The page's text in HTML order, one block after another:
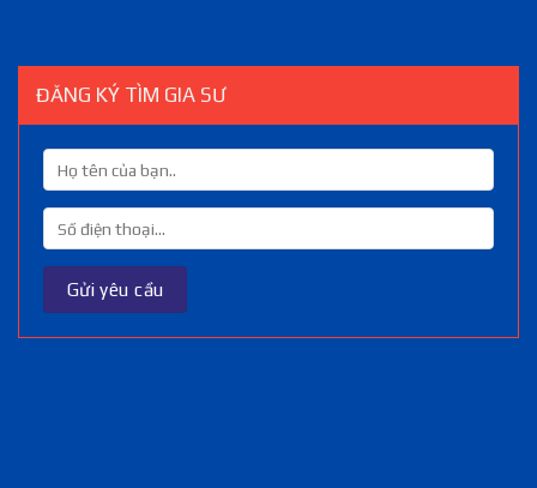
ĐĂNG KÝ TÌM GIA SƯ